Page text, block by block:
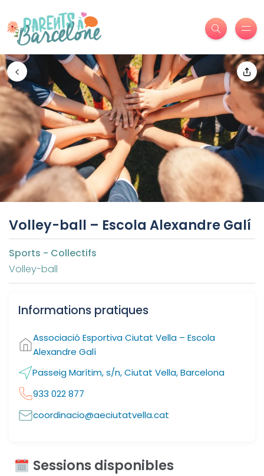
Volley-ball – Escola Alexandre Galí
Sports - Collectifs
Volley-ball
Informations pratiques
Associació Esportiva Ciutat Vella – Escola
Alexandre Galí
Passeig Marítim, s/n, Ciutat Vella, Barcelona
933 022 877
coordinacio@aeciutatvella.cat
Sessions disponibles